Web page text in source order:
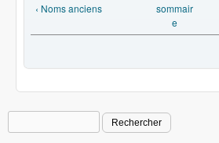
‹ Noms anciens
sommair
e
Formulaire de recherche